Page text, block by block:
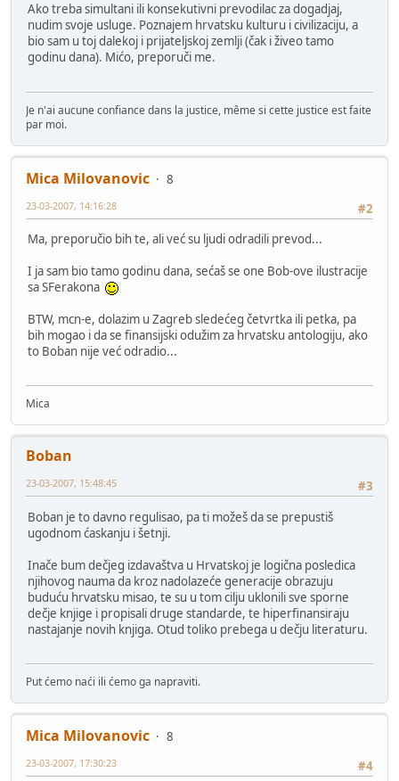
Ako treba simultani ili konsekutivni prevodilac za dogadjaj,
nudim svoje usluge. Poznajem hrvatsku kulturu i civilizaciju, a
bio sam u toj dalekoj i prijateljskoj zemlji (čak i živeo tamo
godinu dana). Mićo, preporuči me.
Je n'ai aucune confiance dans la justice, même si cette justice est faite
par moi.
Mica Milovanovic
8
#2
23-03-2007, 14:16:28
Ma, preporučio bih te, ali već su ljudi odradili prevod...
I ja sam bio tamo godinu dana, sećaš se one Bob-ove ilustracije
sa SFerakona
BTW, mcn-e, dolazim u Zagreb sledećeg četvrtka ili petka, pa
bih mogao i da se finansijski odužim za hrvatsku antologiju, ako
to Boban nije već odradio...
Mica
Boban
#3
23-03-2007, 15:48:45
Boban je to davno regulisao, pa ti možeš da se prepustiš
ugodnom ćaskanju i šetnji.
Inače bum dečjeg izdavaštva u Hrvatskoj je logična posledica
njihovog nauma da kroz nadolazeće generacije obrazuju
buduću hrvatsku misao, te su u tom cilju uklonili sve sporne
dečje knjige i propisali druge standarde, te hiperfinansiraju
nastajanje novih knjiga. Otud toliko prebega u dečju literaturu.
Put ćemo naći ili ćemo ga napraviti.
Mica Milovanovic
8
#4
23-03-2007, 17:30:23